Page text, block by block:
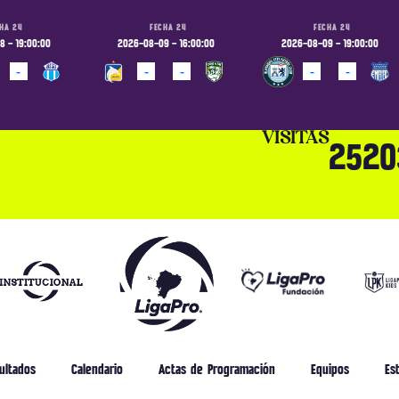
24
- 19:00:00
-
FECHA 24
2026-08-09 - 16:00:00
-
-
FECHA 24
2026-08-09 - 19:00:00
-
-
VISITAS
Calendario Actas de Programación Equipos